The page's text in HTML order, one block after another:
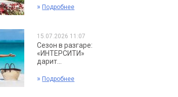
» Подробнее
15.07.2026 11:07
Сезон в разгаре:
«ИНТЕРСИТИ»
дарит...
» Подробнее